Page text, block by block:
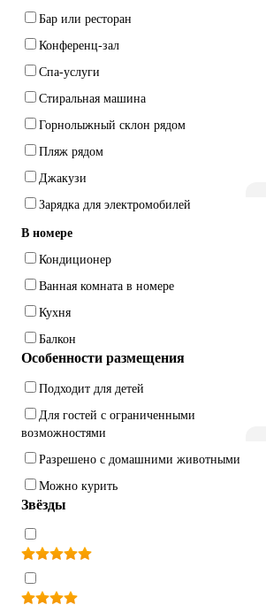
Бар или ресторан
Конференц-зал
Спа-услуги
Стиральная машина
Горнолыжный склон рядом
Пляж рядом
Джакузи
Зарядка для электромобилей
В номере
Кондиционер
Ванная комната в номере
Кухня
Балкон
Особенности размещения
Подходит для детей
Для гостей с ограниченными
возможностями
Разрешено с домашними животными
Можно курить
Звёзды